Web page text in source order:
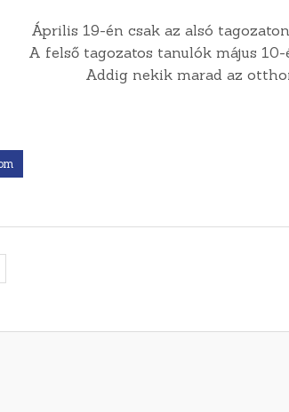
Április 19-én csak az alsó
A felső tagozatos tanulók május
Addig nekik marad az